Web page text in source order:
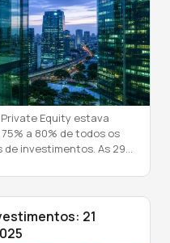
Equity estava
a 80% de todos os
de investimentos. As 299
a indústria — apesar de
firmas. A taxa de […]
21